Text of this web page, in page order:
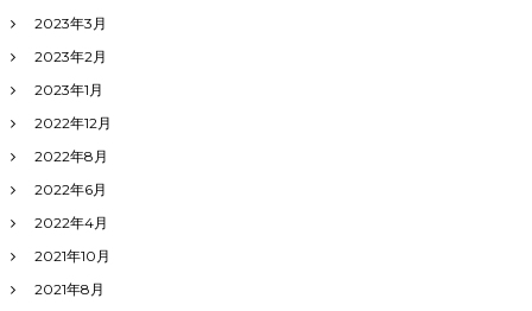
2023年3月
2023年2月
2023年1月
2022年12月
2022年8月
2022年6月
2022年4月
2021年10月
2021年8月